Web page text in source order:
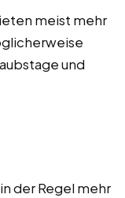
meist mehr
und
der Regel mehr